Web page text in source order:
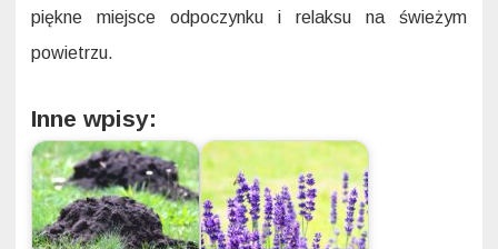
piękne miejsce odpoczynku i relaksu na świeżym
powietrzu.
Inne wpisy: